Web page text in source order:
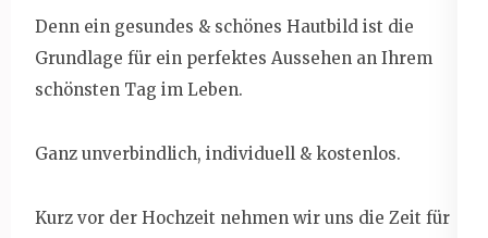
Denn ein gesundes & schönes Hautbild ist die
Grundlage für ein perfektes Aussehen an Ihrem
schönsten Tag im Leben.
Ganz unverbindlich, individuell & kostenlos.
Kurz vor der Hochzeit nehmen wir uns die Zeit für